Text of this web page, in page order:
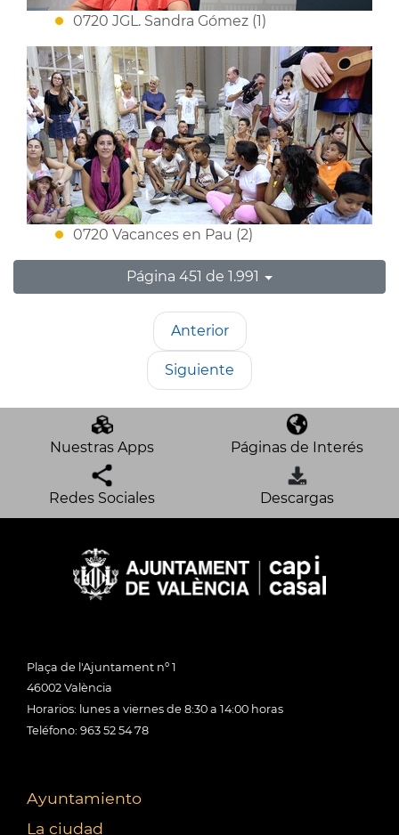
0720 JGL. Sandra Gómez (1)
0720 Vacances en Pau (2)
Página 451 de 1.991
Anterior
Siguiente
Nuestras Apps Páginas de Interés
Redes Sociales Descargas
Plaça de l'Ajuntament nº 1
46002 València
Horarios: lunes a viernes de 8:30 a 14:00 horas
Teléfono: 963 52 54 78
Ayuntamiento
La ciudad